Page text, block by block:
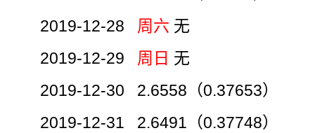
2019-12-28 周六 无
2019-12-29 周日 无
2019-12-30 2.6558（0.37653）
2019-12-31 2.6491（0.37748）